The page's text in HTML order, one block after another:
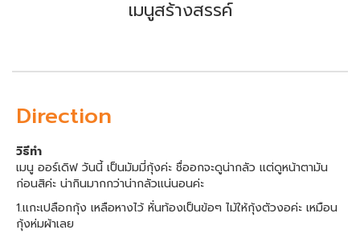
เมนูสร้างสรรค์
Direction
วิธีทำ
เมนู ออร์เดิฟ วันนี้ เป็นมัมมี่กุ้งค่ะ ชื่ออกจะดูน่ากลัว เเต่ดูหน้าตามัน
ก่อนสิค่ะ น่ากินมากกว่าน่ากลัวเเน่นอนค่ะ
1.เเกะเปลือกกุ้ง เหลือหางไว้ หั่นท้องเป็นข้อๆ ไม้ให้กุ้งตัวงอค่ะ เหมือน
กุ้งห่มผ้าเลย